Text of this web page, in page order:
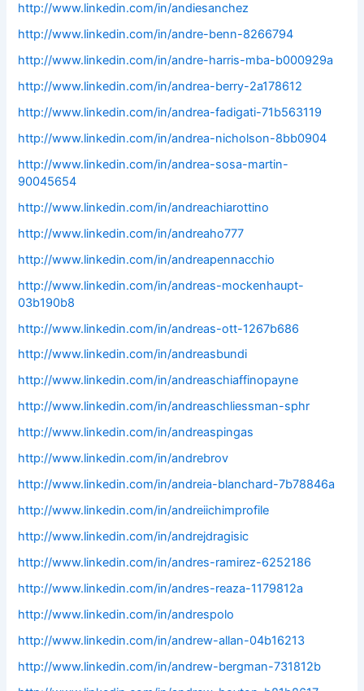
http://www.linkedin.com/in/andiesanchez
http://www.linkedin.com/in/andre-benn-8266794
http://www.linkedin.com/in/andre-harris-mba-b000929a
http://www.linkedin.com/in/andrea-berry-2a178612
http://www.linkedin.com/in/andrea-fadigati-71b563119
http://www.linkedin.com/in/andrea-nicholson-8bb0904
http://www.linkedin.com/in/andrea-sosa-martin-
90045654
http://www.linkedin.com/in/andreachiarottino
http://www.linkedin.com/in/andreaho777
http://www.linkedin.com/in/andreapennacchio
http://www.linkedin.com/in/andreas-mockenhaupt-
03b190b8
http://www.linkedin.com/in/andreas-ott-1267b686
http://www.linkedin.com/in/andreasbundi
http://www.linkedin.com/in/andreaschiaffinopayne
http://www.linkedin.com/in/andreaschliessman-sphr
http://www.linkedin.com/in/andreaspingas
http://www.linkedin.com/in/andrebrov
http://www.linkedin.com/in/andreia-blanchard-7b78846a
http://www.linkedin.com/in/andreiichimprofile
http://www.linkedin.com/in/andrejdragisic
http://www.linkedin.com/in/andres-ramirez-6252186
http://www.linkedin.com/in/andres-reaza-1179812a
http://www.linkedin.com/in/andrespolo
http://www.linkedin.com/in/andrew-allan-04b16213
http://www.linkedin.com/in/andrew-bergman-731812b